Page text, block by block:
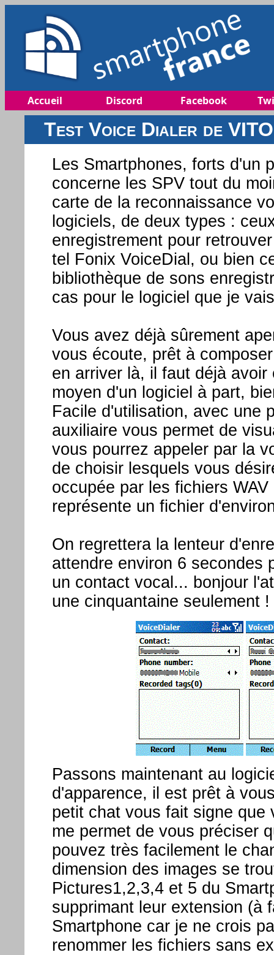
Accueil Discord Facebook
Test Voice Dialer de
Les Smartphones, forts d'un
concerne les SPV tout du
carte de la reconnaissance
logiciels, de deux types :
enregistrement pour
tel Fonix VoiceDial, ou bien
bibliothèque de sons
cas pour le logiciel que je
Vous avez déjà sûrement
vous écoute, prêt à
en arriver là, il faut déjà
moyen d'un logiciel à part,
Facile d'utilisation, avec une
auxiliaire vous permet de
vous pourrez appeler par la
de choisir lesquels vous
occupée par les fichiers
représente un fichier
On regrettera la lenteur
attendre environ 6 secondes
un contact vocal... bonjour
une cinquantaine seulement !
Passons maintenant au
d'apparence, il est prêt à
petit chat vous fait signe que
me permet de vous préciser
pouvez très facilement le
dimension des images se
Pictures1,2,3,4 et 5 du
supprimant leur extension (à
Smartphone car je ne crois
renommer les fichiers sans